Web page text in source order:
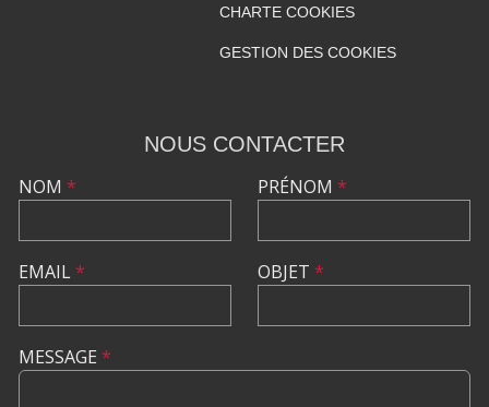
CHARTE COOKIES
GESTION DES COOKIES
NOUS CONTACTER
NOM *
EMAIL*
PRÉNOM *
OBJET *
MESSAGE *